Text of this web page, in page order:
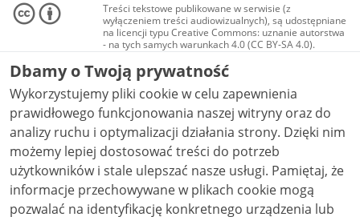
Treści tekstowe publikowane w serwisie (z
wyłączeniem treści audiowizualnych), są udostępniane
na licencji typu Creative Commons: uznanie autorstwa
- na tych samych warunkach 4.0 (CC BY-SA 4.0).
Materiały audiowizualne, w tym zdjęcia, materiały
audio i wideo, są udostępniane na licencji typu
Creative Commons: uznanie autorstwa użycie
niekomercyjne - bez utworów zależnych 4.0 (CC BY-
NC-ND 4.0), o ile nie jest to stwierdzone inaczej.
Dbamy o Twoją prywatność
Wykorzystujemy pliki cookie w celu zapewnienia
prawidłowego funkcjonowania naszej witryny oraz do
analizy ruchu i optymalizacji działania strony. Dzięki nim
możemy lepiej dostosować treści do potrzeb
użytkowników i stale ulepszać nasze usługi. Pamiętaj, że
informacje przechowywane w plikach cookie mogą
pozwalać na identyfikację konkretnego urządzenia lub